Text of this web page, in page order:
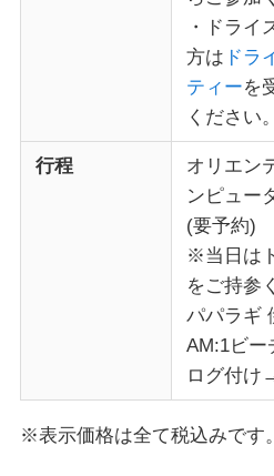
・ドライ
方は ドラ
ティーを
ください。
行程
オリエン
ンピュー
(要予約)
※当日は
をご持参
パパラギ
AM:1ビ
ログ付け
※表示価格は全て税込みです。